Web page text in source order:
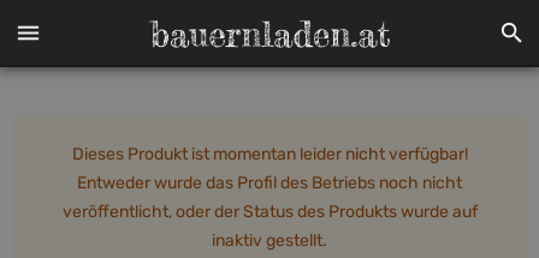
Dieses Produkt ist momentan leider nicht verfügbar!
Entweder wurde das Profil des Betriebs noch nicht
veröffentlicht, oder der Status des Produkts wurde auf
inaktiv gestellt.